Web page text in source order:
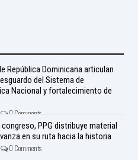
República Dominicana articulan
del Sistema de
Nacional y fortalecimiento de
0 Comments
PPG distribuye material
en su ruta hacia la historia
0 Comments